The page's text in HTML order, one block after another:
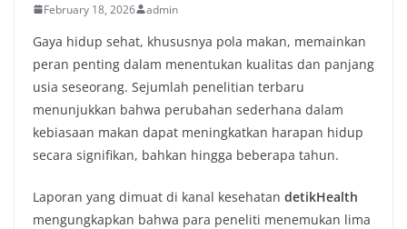
February 18, 2026 admin
Gaya hidup sehat, khususnya pola makan, memainkan
peran penting dalam menentukan kualitas dan panjang
usia seseorang. Sejumlah penelitian terbaru
menunjukkan bahwa perubahan sederhana dalam
kebiasaan makan dapat meningkatkan harapan hidup
secara signifikan, bahkan hingga beberapa tahun.
Laporan yang dimuat di kanal kesehatan detikHealth
mengungkapkan bahwa para peneliti menemukan lima